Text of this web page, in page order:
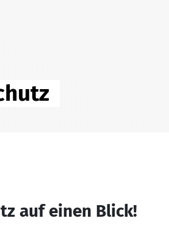
auf ei­nen Blick!